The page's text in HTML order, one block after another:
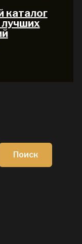
каталог
Поиск